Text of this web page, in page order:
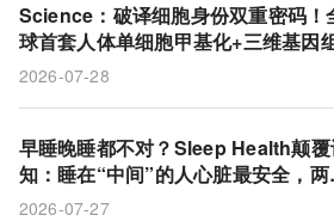
Science：破译细胞身份双重密码！
球首套人体单细胞甲基化+三维基因
合图谱重磅出炉
2026-07-28
早睡晚睡都不对？Sleep Health颠覆
知：睡在“中间”的人心脏最安全，两
都是坑
2026-07-27